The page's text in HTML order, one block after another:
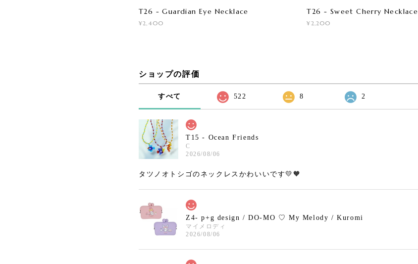
T26 - Guardian Eye Necklace
¥2,400
T26 - Sweet Cherry Necklace
¥2,200
ショップの評価
すべて 522 8 2
T15 - Ocean Friends
C
2026/08/06
タツノオトシゴのネックレスかわいいです💛🧡
Z4- p+g design / DO-MO ♡ My Melody / Kuromi
マイメロディ
2026/08/06